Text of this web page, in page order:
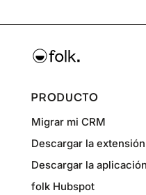
PRODUCTO
Migrar mi CRM
Descargar la
Descargar la
folk Hubspot